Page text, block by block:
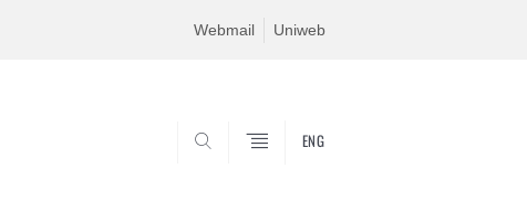
Webmail Uniweb
ENG